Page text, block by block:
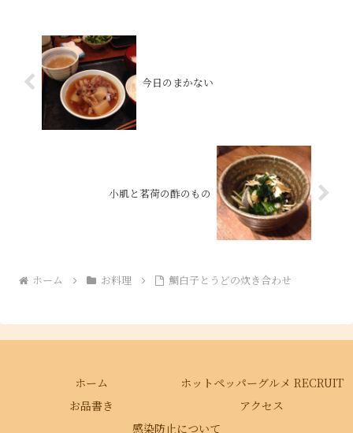
今日のまかない
小肌と茗荷の酢のもの
ホーム お料理 鯛白子とうどの炊き合わせ
ホーム
ホットペッパーグルメ RECRUIT
お品書き
アクセス
感染防止について